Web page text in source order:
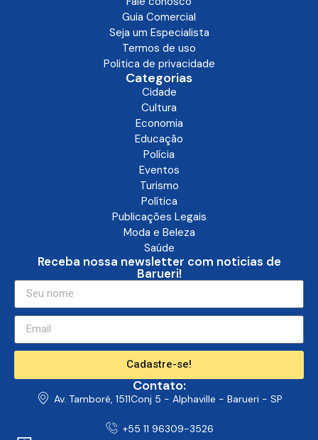
Guia Comercial
Seja um Especialista
Termos de uso
Politica de privacidade
Categorias
Cidade
Cultura
Economia
Educação
Polícia
Eventos
Turismo
Política
Publicações Legais
Moda e Beleza
Saúde
Receba nossa newsletter com noticias de
Barueri!
Cadastre-se!
Contato:
Av. Tamboré, 1511Conj 5 - Alphaville - Barueri - SP
+55 11 96309-3526